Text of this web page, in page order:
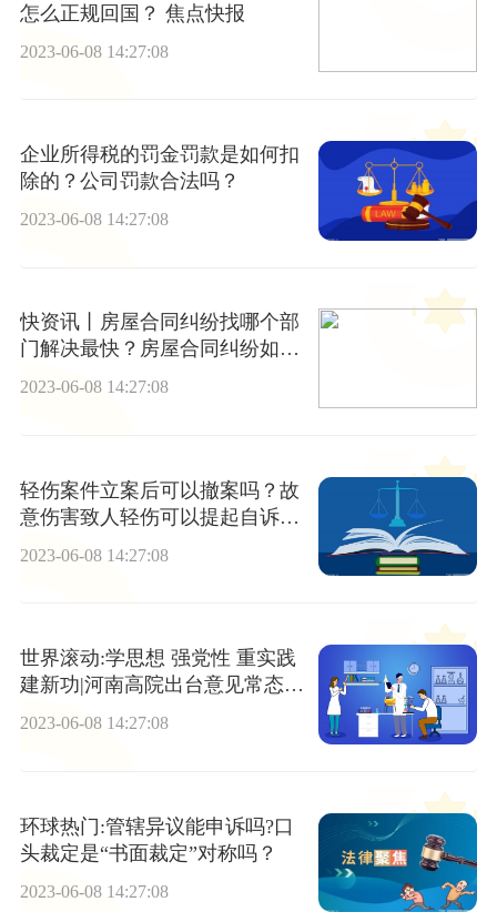
怎么正规回国？ 焦点快报
2023-06-08 14:27:08
企业所得税的罚金罚款是如何扣
除的？公司罚款合法吗？
2023-06-08 14:27:08
快资讯丨房屋合同纠纷找哪个部
门解决最快？房屋合同纠纷如何
处理？
2023-06-08 14:27:08
轻伤案件立案后可以撤案吗？故
意伤害致人轻伤可以提起自诉
2023-06-08 14:27:08
世界滚动:学思想 强党性 重实践
建新功|河南高院出台意见常态化
以案促改
2023-06-08 14:27:08
环球热门:管辖异议能申诉吗?口
头裁定是“书面裁定”对称吗？
2023-06-08 14:27:08